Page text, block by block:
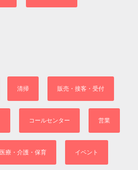
清掃 販売・接客・受付
コールセンター 営業
医療・介護・保育 イベント